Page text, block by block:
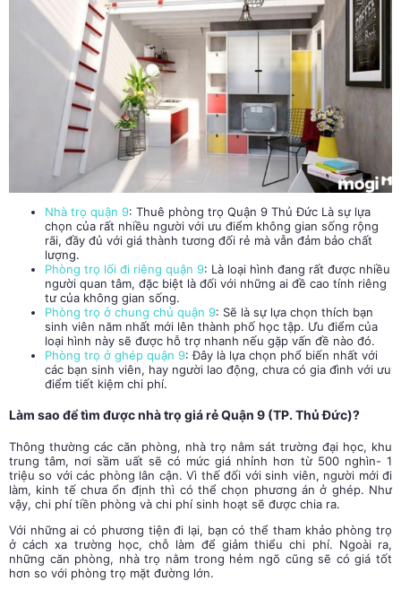
Nhà trọ quận 9: Thuê phòng trọ Quận 9 Thủ Đức Là sự lựa
chọn của rất nhiều người với ưu điểm không gian sống rộng
rãi, đầy đủ với giá thành tương đối rẻ mà vẫn đảm bảo chất
lượng.
Phòng trọ lối đi riêng quận 9: Là loại hình đang rất được nhiều
người quan tâm, đặc biệt là đối với những ai đề cao tính riêng
tư của không gian sống.
Phòng trọ ở chung chủ quận 9: Sẽ là sự lựa chọn thích bạn
sinh viên năm nhất mới lên thành phố học tập. Ưu điểm của
loại hình này sẽ được hỗ trợ nhanh nếu gặp vấn đề nào đó.
Phòng trọ ở ghép quận 9: Đây là lựa chọn phổ biến nhất với
các bạn sinh viên, hay người lao động, chưa có gia đình với ưu
điểm tiết kiệm chi phí.
Làm sao để tìm đượcnhà trọ giá rẻQuận 9 (TP. Thủ Đức)?
Thông thường các căn phòng, nhà trọ nằm sát trường đại học, khu
trung tâm, nơi sầm uất sẽ có mức giá nhỉnh hơn từ 500 nghìn- 1
triệu so với các phòng lân cận. Vì thế đối với sinh viên, người mới đi
làm, kinh tế chưa ổn định thì có thể chọn phương án ở ghép. Như
vậy, chi phí tiền phòng và chi phí sinh hoạt sẽ được chia ra.
Với những ai có phương tiện đi lại, bạn có thể tham khảo phòng trọ
ở cách xa trường học, chỗ làm để giảm thiểu chi phí. Ngoài ra,
những căn phòng, nhà trọ nằm trong hẻm ngõ cũng sẽ có giá tốt
hơn so với phòng trọ mặt đường lớn.